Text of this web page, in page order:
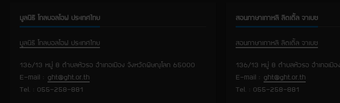
n
u
e
R
e
มูลนิธิ โกลบอลโฮฟ ประเทศไทย
มูลนิธิ โกลบอลโฮฟ ประเทศไทย
136/13 หมู่ 8 ตำบลหัวรอ อำเภอเมือง จังหวัดพิษณุโลก 65000
E-mail : ght@ght.or.th
Tel. : 055-258-881
สอนภาษาเกาหลี ลิตเติ้ล จาเบซ
สอนภาษาเกาหลี ลิตเติ้ล จาเบซ
136/13 หมู่ 8 ตำบลหัวรอ อำเภอเมื
E-mail : ght@ght.or.th
Tel. : 055-258-881